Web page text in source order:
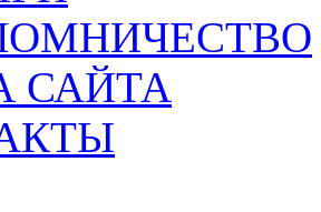
САЙТА